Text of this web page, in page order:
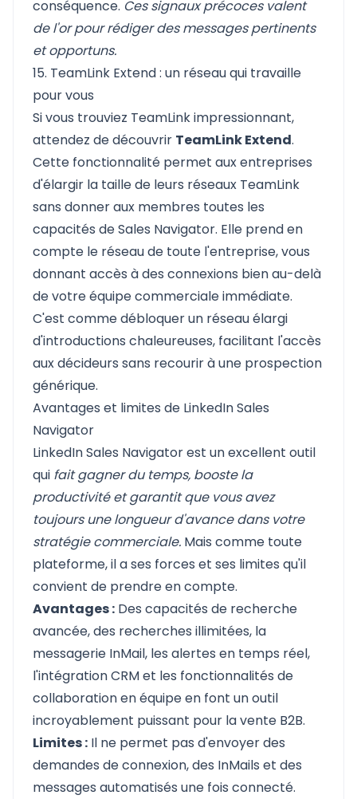
conséquence. Ces signaux précoces valent
de l'or pour rédiger des messages pertinents
et opportuns.
15. TeamLink Extend : un réseau qui travaille
pour vous
Si vous trouviez TeamLink impressionnant,
attendez de découvrir TeamLink Extend.
Cette fonctionnalité permet aux entreprises
d'élargir la taille de leurs réseaux TeamLink
sans donner aux membres toutes les
capacités de Sales Navigator. Elle prend en
compte le réseau de toute l'entreprise, vous
donnant accès à des connexions bien au-delà
de votre équipe commerciale immédiate.
C'est comme débloquer un réseau élargi
d'introductions chaleureuses, facilitant l'accès
aux décideurs sans recourir à une prospection
générique.
Avantages et limites de LinkedIn Sales
Navigator
LinkedIn Sales Navigator est un excellent outil
qui fait gagner du temps, booste la
productivité et garantit que vous avez
toujours une longueur d'avance dans votre
stratégie commerciale. Mais comme toute
plateforme, il a ses forces et ses limites qu'il
convient de prendre en compte.
Avantages : Des capacités de recherche
avancée, des recherches illimitées, la
messagerie InMail, les alertes en temps réel,
l'intégration CRM et les fonctionnalités de
collaboration en équipe en font un outil
incroyablement puissant pour la vente B2B.
Limites : Il ne permet pas d'envoyer des
demandes de connexion, des InMails et des
messages automatisés une fois connecté.